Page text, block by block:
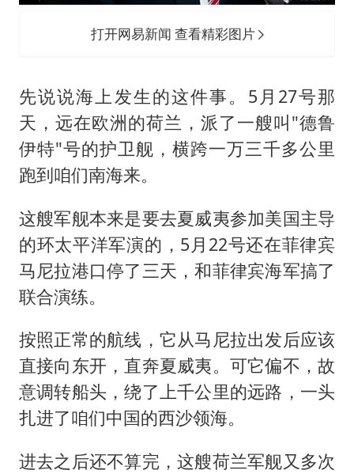
打开网易新闻 查看精彩图片
先说说海上发生的这件事。5月27号那
天，远在欧洲的荷兰，派了一艘叫"德鲁
伊特"号的护卫舰，横跨一万三千多公里
跑到咱们南海来。
这艘军舰本来是要去夏威夷参加美国主导
的环太平洋军演的，5月22号还在菲律宾
马尼拉港口停了三天，和菲律宾海军搞了
联合演练。
按照正常的航线，它从马尼拉出发后应该
直接向东开，直奔夏威夷。可它偏不，故
意调转船头，绕了上千公里的远路，一头
扎进了咱们中国的西沙领海。
进去之后还不算完，这艘荷兰军舰又多次